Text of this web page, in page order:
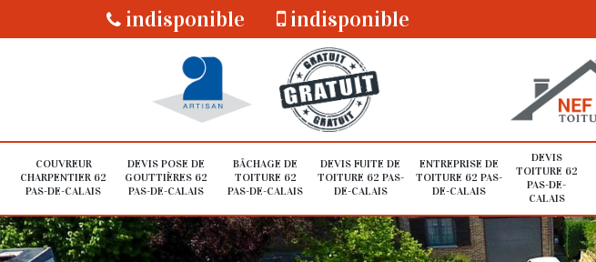
indisponible indisponible
COUVREUR
CHARPENTIER 62
PAS-DE-CALAIS
DEVIS POSE DE
GOUTTIÈRES 62
PAS-DE-CALAIS
BÂCHAGE DE
TOITURE 62
PAS-DE-CALAIS
DEVIS FUITE DE
TOITURE 62 PAS-
DE-CALAIS
ENTREPRISE DE
TOITURE 62 PAS-
DE-CALAIS
DEVIS
TOITURE 62
PAS-DE-
CALAIS